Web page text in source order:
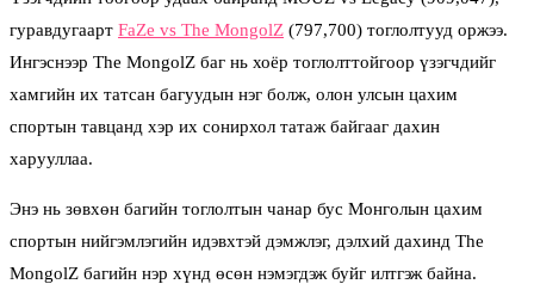
гуравдугаарт FaZe vs The MongolZ (797,700) тоглолтууд оржээ.
Ингэснээр The MongolZ баг нь хоёр тоглолттойгоор үзэгчдийг
хамгийн их татсан багуудын нэг болж, олон улсын цахим
спортын тавцанд хэр их сонирхол татаж байгааг дахин
харууллаа.
Энэ нь зөвхөн багийн тоглолтын чанар бус Монголын цахим
спортын нийгэмлэгийн идэвхтэй дэмжлэг, дэлхий дахинд The
MongolZ багийн нэр хүнд өсөн нэмэгдэж буйг илтгэж байна.